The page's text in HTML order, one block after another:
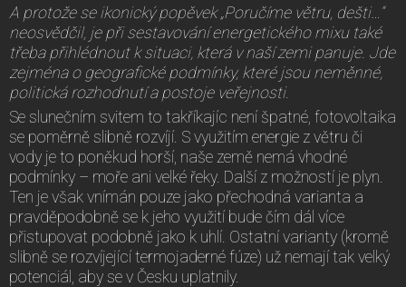
A protože se ikonický popěvek „Poručíme větru, dešti…“
neosvědčil, je při sestavování energetického mixu také
třeba přihlédnout k situaci, která v naší zemi panuje. Jde
zejména o geografické podmínky, které jsou neměnné,
politická rozhodnutí a postoje veřejnosti.
Se slunečním svitem to takříkajíc není špatné, fotovoltaika
se poměrně slibně rozvíjí. S využitím energie z větru či
vody je to poněkud horší, naše země nemá vhodné
podmínky – moře ani velké řeky. Další z možností je plyn.
Ten je však vnímán pouze jako přechodná varianta a
pravděpodobně se k jeho využití bude čím dál více
přistupovat podobně jako k uhlí. Ostatní varianty (kromě
slibně se rozvíjející termojaderné fúze) už nemají tak velký
potenciál, aby se v Česku uplatnily.